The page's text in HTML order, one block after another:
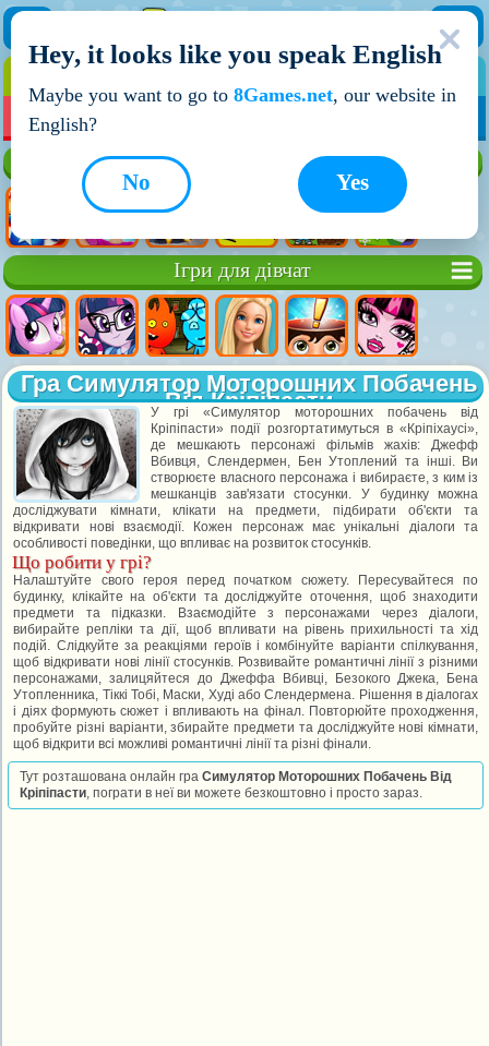
НОВІ ІГРИ
Ігри для дівчат
Гра Симулятор Моторошних Побачень
Від Кріпіпасти
У грі «Симулятор моторошних побачень від
Кріпіпасти» події розгортатимуться в «Кріпіхаусі»,
де мешкають персонажі фільмів жахів: Джефф
Вбивця, Слендермен, Бен Утоплений та інші. Ви
створюєте власного персонажа і вибираєте, з ким із
мешканців зав'язати стосунки. У будинку можна
досліджувати кімнати, клікати на предмети, підбирати об'єкти та
відкривати нові взаємодії. Кожен персонаж має унікальні діалоги та
особливості поведінки, що впливає на розвиток стосунків.
Що робити у грі?
Налаштуйте свого героя перед початком сюжету. Пересувайтеся по
будинку, клікайте на об'єкти та досліджуйте оточення, щоб знаходити
предмети та підказки. Взаємодійте з персонажами через діалоги,
вибирайте репліки та дії, щоб впливати на рівень прихильності та хід
подій. Слідкуйте за реакціями героїв і комбінуйте варіанти спілкування,
щоб відкривати нові лінії стосунків. Розвивайте романтичні лінії з різними
персонажами, залицяйтеся до Джеффа Вбивці, Безокого Джека, Бена
Утопленника, Тіккі Тобі, Маски, Худі або Слендермена. Рішення в діалогах
і діях формують сюжет і впливають на фінал. Повторюйте проходження,
пробуйте різні варіанти, збирайте предмети та досліджуйте нові кімнати,
щоб відкрити всі можливі романтичні лінії та різні фінали.
Тут розташована онлайн граСимулятор Моторошних Побачень Від
Кріпіпасти, пограти в неї ви можете безкоштовно і просто зараз.
Hey, it looks like you speak English
Maybe you want to go to 8Games.net, our website in
English?
Yes
No